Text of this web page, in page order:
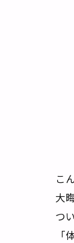
こ
大
つ
「